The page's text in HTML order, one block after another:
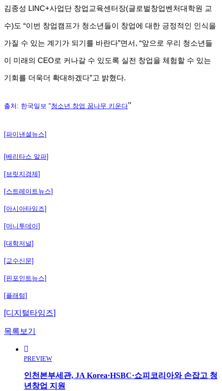
김종성 LINC+사업단 창업교육센터장(글로벌창업벤처대학원 교
수)도 “이번 창업캠프가 청소년들이 창업에 대한 긍정적인 인식을
가질 수 있는 계기가 되기를 바란다”면서, “앞으로 우리 청소년들
이 미래의 CEO로 커나갈 수 있도록 실전 창업을 체험할 수 있는
기회를 더욱더 확대하겠다”고 밝혔다.
출처: 한국일보 "청소년 창업 꿈나무 키운다"
[파이낸셜뉴스]
[베리타스 알파]
[브릿지경제]
[스트레이트뉴스]
[아시아타임즈]
[머니투데이]
[대학저널]
[교수신문]
[핀포인트뉴스]
[플래텀]
[디지털타임즈]
목록보기
PREVIEW
인천본부세관, JA Korea·HSBC·쇼피코리아와 손잡고 청
년창업 지원